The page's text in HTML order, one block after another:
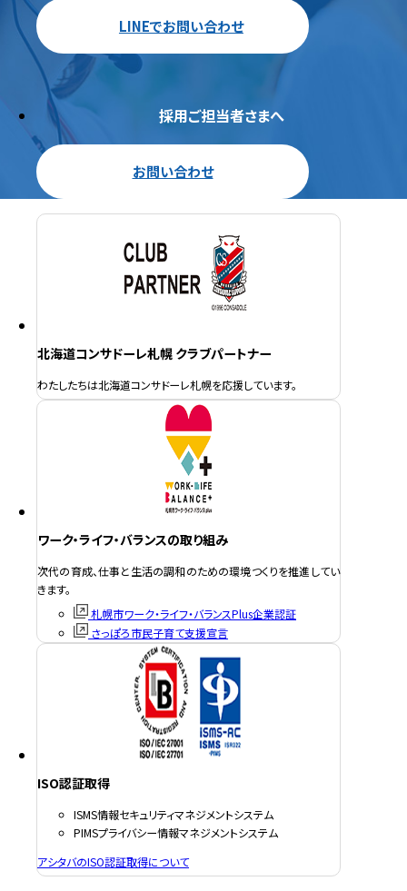
LINEでお問い合わせ
採用ご担当者さまへ
お問い合わせ
北海道コンサドーレ札幌 クラブパートナー
わたしたちは北海道コンサドーレ札幌を応援しています。
ワーク・ライフ・バランスの取り組み
次代の育成、仕事と生活の調和のための環境つくりを推進してい
きます。
札幌市ワーク・ライフ・バランスPlus企業認証
さっぽろ市民子育て支援宣言
ISO認証取得
ISMS情報セキュリティマネジメントシステム
PIMSプライバシー情報マネジメントシステム
アシタバのISO認証取得について